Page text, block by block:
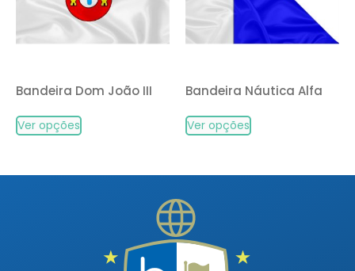
Bandeira Dom João III
Ver opções
Bandeira Náutica Alfa
Ver opções